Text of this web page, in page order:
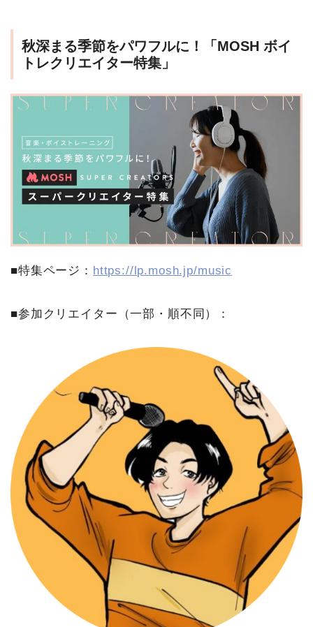
秋深まる季節をパワフルに！「MOSH ボイ
トレクリエイター特集」
■特集ページ： https://lp.mosh.jp/music
■参加クリエイター（一部・順不同）：